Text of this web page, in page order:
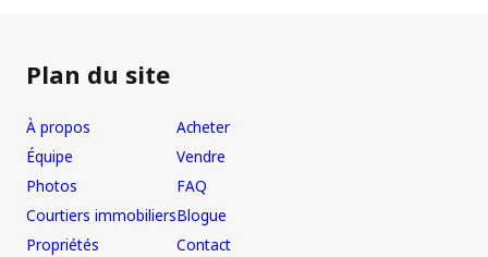
Plan du site
À propos
Équipe
Photos
Courtiers immobiliers
Propriétés
Acheter
Vendre
FAQ
Blogue
Contact